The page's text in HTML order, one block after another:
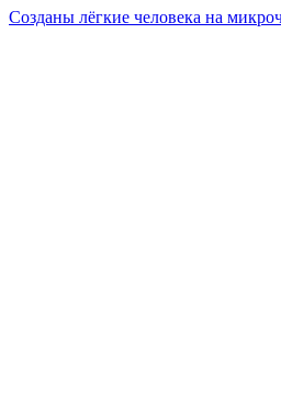
Созданы лёгкие человека на